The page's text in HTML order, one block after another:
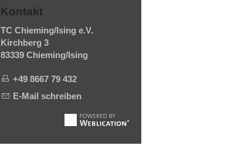
Kontakt
TC Chieming/Ising e.V.
Kirchberg 3
83339 Chieming/Ising
+49 8667 79 432
E-Mail schreiben